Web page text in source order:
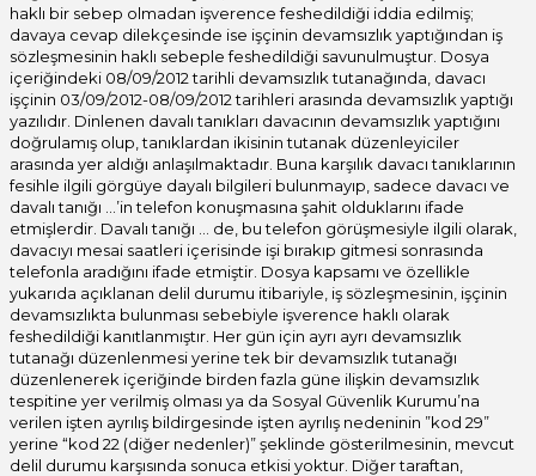
haklı bir sebep olmadan işverence feshedildiği iddia edilmiş;
davaya cevap dilekçesinde ise işçinin devamsızlık yaptığından iş
sözleşmesinin haklı sebeple feshedildiği savunulmuştur. Dosya
içeriğindeki 08/09/2012 tarihli devamsızlık tutanağında, davacı
işçinin 03/09/2012-08/09/2012 tarihleri arasında devamsızlık yaptığı
yazılıdır. Dinlenen davalı tanıkları davacının devamsızlık yaptığını
doğrulamış olup, tanıklardan ikisinin tutanak düzenleyiciler
arasında yer aldığı anlaşılmaktadır. Buna karşılık davacı tanıklarının
fesihle ilgili görgüye dayalı bilgileri bulunmayıp, sadece davacı ve
davalı tanığı …’in telefon konuşmasına şahit olduklarını ifade
etmişlerdir. Davalı tanığı … de, bu telefon görüşmesiyle ilgili olarak,
davacıyı mesai saatleri içerisinde işi bırakıp gitmesi sonrasında
telefonla aradığını ifade etmiştir. Dosya kapsamı ve özellikle
yukarıda açıklanan delil durumu itibariyle, iş sözleşmesinin, işçinin
devamsızlıkta bulunması sebebiyle işverence haklı olarak
feshedildiği kanıtlanmıştır. Her gün için ayrı ayrı devamsızlık
tutanağı düzenlenmesi yerine tek bir devamsızlık tutanağı
düzenlenerek içeriğinde birden fazla güne ilişkin devamsızlık
tespitine yer verilmiş olması ya da Sosyal Güvenlik Kurumu’na
verilen işten ayrılış bildirgesinde işten ayrılış nedeninin ”kod 29”
yerine “kod 22 (diğer nedenler)” şeklinde gösterilmesinin, mevcut
delil durumu karşısında sonuca etkisi yoktur. Diğer taraftan,